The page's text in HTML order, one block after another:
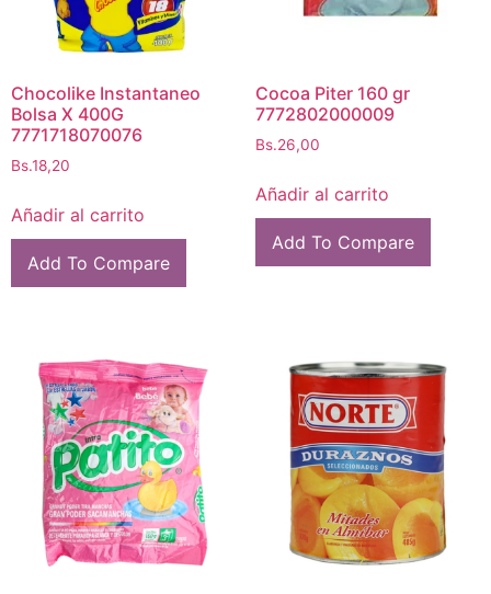
Chocolike Instantaneo
Bolsa X 400G
7771718070076
Bs.18,20
Añadir al carrito
Add To Compare
Cocoa Piter 160 gr
7772802000009
Bs.26,00
Añadir al carrito
Add To Compare